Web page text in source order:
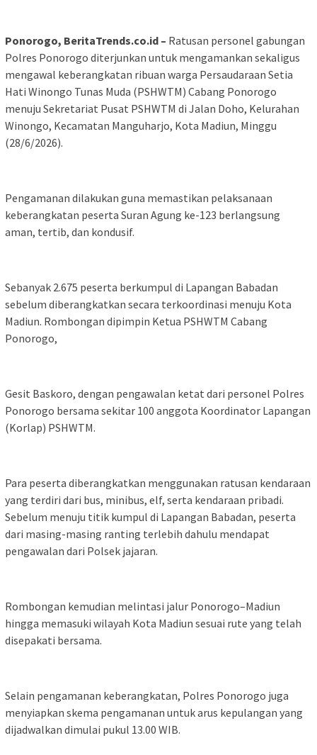
Ponorogo, BeritaTrends.co.id – Ratusan personel gabungan
Polres Ponorogo diterjunkan untuk mengamankan sekaligus
mengawal keberangkatan ribuan warga Persaudaraan Setia
Hati Winongo Tunas Muda (PSHWTM) Cabang Ponorogo
menuju Sekretariat Pusat PSHWTM di Jalan Doho, Kelurahan
Winongo, Kecamatan Manguharjo, Kota Madiun, Minggu
(28/6/2026).
Pengamanan dilakukan guna memastikan pelaksanaan
keberangkatan peserta Suran Agung ke-123 berlangsung
aman, tertib, dan kondusif.
Sebanyak 2.675 peserta berkumpul di Lapangan Babadan
sebelum diberangkatkan secara terkoordinasi menuju Kota
Madiun. Rombongan dipimpin Ketua PSHWTM Cabang
Ponorogo,
Gesit Baskoro, dengan pengawalan ketat dari personel Polres
Ponorogo bersama sekitar 100 anggota Koordinator Lapangan
(Korlap) PSHWTM.
Para peserta diberangkatkan menggunakan ratusan kendaraan
yang terdiri dari bus, minibus, elf, serta kendaraan pribadi.
Sebelum menuju titik kumpul di Lapangan Babadan, peserta
dari masing-masing ranting terlebih dahulu mendapat
pengawalan dari Polsek jajaran.
Rombongan kemudian melintasi jalur Ponorogo–Madiun
hingga memasuki wilayah Kota Madiun sesuai rute yang telah
disepakati bersama.
Selain pengamanan keberangkatan, Polres Ponorogo juga
menyiapkan skema pengamanan untuk arus kepulangan yang
dijadwalkan dimulai pukul 13.00 WIB.